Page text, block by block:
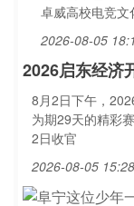
卓威高校电竞文
2026-08-05
2026启东经济
8月2日下午，
为期29天的精彩
2日收官
2026-08-05